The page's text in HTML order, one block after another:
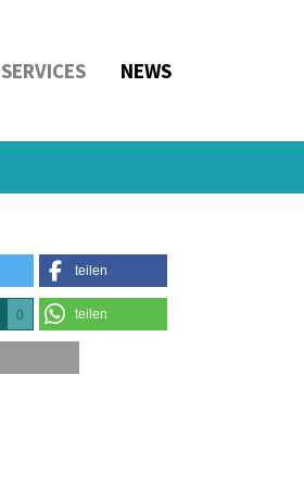
SERVICES NEWS
teilen
0 teilen